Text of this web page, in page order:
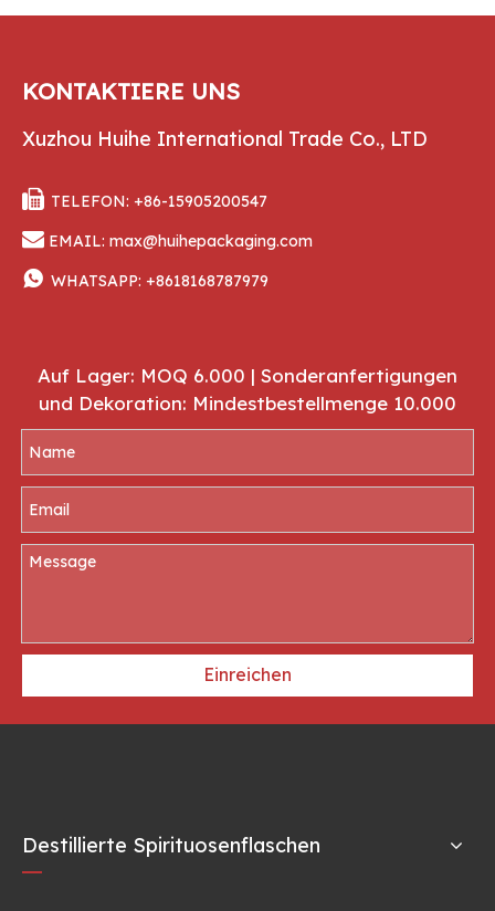
KONTAKTIERE UNS
Xuzhou Huihe International Trade Co., LTD
 TELEFON: +86-15905200547
 EMAIL: max@huihepackaging.com
 WHATSAPP: +8618168787979
Auf Lager: MOQ 6.000 | Sonderanfertigungen
und Dekoration: Mindestbestellmenge 10.000
Einreichen
Destillierte Spirituosenflaschen